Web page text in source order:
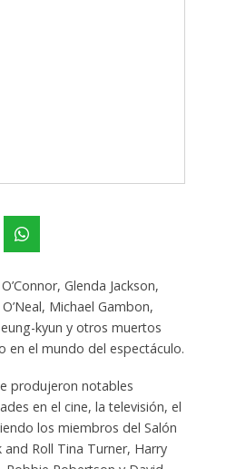
Glenda Jackson,
Michael Gambon,
kyun y otros muertos
en el mundo del espectáculo.
produjeron notables
en el cine, la televisión, el
los miembros del Salón
and Roll Tina Turner, Harry